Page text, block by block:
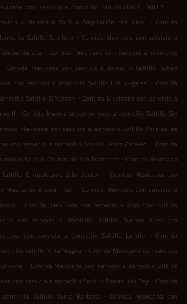
con servicio a domicilio Saltillo FRACC. MILENIO
.
a domicilio Saltillo Ampliación del Sinaí
. Comida
Saltillo San José . Comida Mexicana con servicio a
. Comida Mexicana con servicio a domicilio
. Comida Mexicana con servicio a domicilio Saltillo Rubén
con servicio a domicilio Saltillo Los Nogales . Comida
Saltillo El Volcan . Comida Mexicana con servicio a
II . Comida Mexicana con servicio a domicilio Saltillo Sin
Mexicana con servicio a domicilio Saltillo Parajes de
con servicio a domicilio Saltillo Jesús Cabello . Comida
Saltillo Colinas de San Francisco . Comida Mexicana
Chapultepec 2do Sector
. Comida Mexicana con
Mesita de Arizpe II Sur . Comida Mexicana con servicio a
. Comida Mexicana con servicio a domicilio Saltillo
con servicio a domicilio Saltillo Buenos Aires 1ra
con servicio a domicilio Saltillo Landín . Comida
Saltillo Villa Magna . Comida Mexicana con servicio
. Comida Mexicana con servicio a domicilio Saltillo
con servicio a domicilio Saltillo Puerta del Rey . Comida
Saltillo Santa Bárbara
. Comida Mexicana con